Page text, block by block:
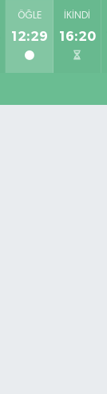
ÖĞLE
12:29
İKINDI
16:20